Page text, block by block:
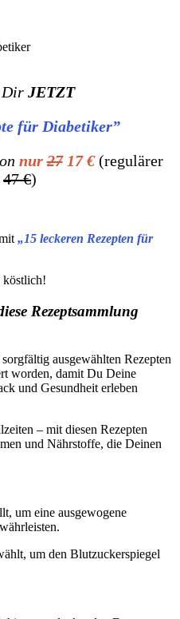
Dir JETZT
für Diabetiker”
nur2717 €(regulärer
47 €)
„15 leckeren Rezepten für
köstlich!
Rezeptsammlung
ausgewählten Rezepten
worden, damit Du Deine
und Gesundheit erleben
– mit diesen Rezepten
und Nährstoffe, die Deinen
um eine ausgewogene
um den Blutzuckerspiegel